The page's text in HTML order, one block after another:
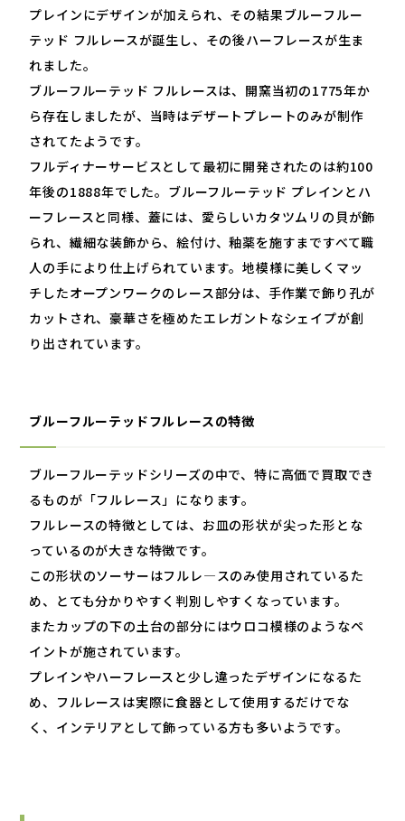
プレインにデザインが加えられ、その結果ブルーフルー
テッド フルレースが誕生し、その後ハーフレースが生ま
れました。
ブルーフルーテッド フルレースは、開窯当初の1775年か
ら存在しましたが、当時はデザートプレートのみが制作
されてたようです。
フルディナーサービスとして最初に開発されたのは約100
年後の1888年でした。ブルーフルーテッド プレインとハ
ーフレースと同様、蓋には、愛らしいカタツムリの貝が飾
られ、繊細な装飾から、絵付け、釉薬を施すまですべて職
人の手により仕上げられています。地模様に美しくマッ
チしたオープンワークのレース部分は、手作業で飾り孔が
カットされ、豪華さを極めたエレガントなシェイプが創
り出されています。
ブルーフルーテッドフルレースの特徴
ブルーフルーテッドシリーズの中で、特に高価で買取でき
るものが「フルレース」になります。
フルレースの特徴としては、お皿の形状が尖った形とな
っているのが大きな特徴です。
この形状のソーサーはフルレ―スのみ使用されているた
め、とても分かりやすく判別しやすくなっています。
またカップの下の土台の部分にはウロコ模様のようなペ
イントが施されています。
プレインやハーフレースと少し違ったデザインになるた
め、フルレースは実際に食器として使用するだけでな
く、インテリアとして飾っている方も多いようです。